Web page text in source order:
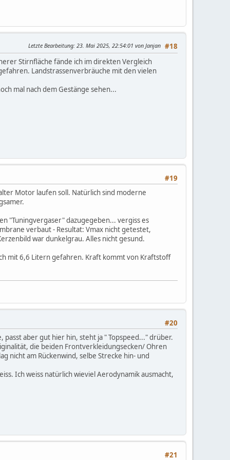
#18
Letzte Bearbeitung: 23. Mai 2025, 22:54:01 von Janjan
Stirnfläche fände ich im direkten Vergleich
Landstrassenverbräuche mit den vielen
mal nach dem Gestänge sehen...
#19
Motor laufen soll. Natürlich sind moderne
"Tuningvergaser" dazugegeben... vergiss es
verbaut - Resultat: Vmax nicht getestet,
war dunkelgrau. Alles nicht gesund.
mit 6,6 Litern gefahren. Kraft kommt von Kraftstoff
#20
aber gut hier hin, steht ja " Topspeed..." drüber.
die beiden Frontverkleidungsecken/ Ohren
nicht am Rückenwind, selbe Strecke hin- und
Ich weiss natürlich wieviel Aerodynamik ausmacht,
#21